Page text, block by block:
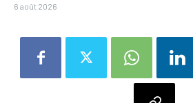
6 août 2026